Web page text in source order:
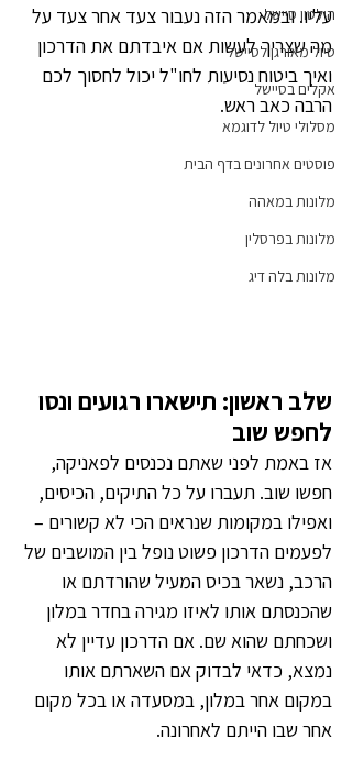
הילטון סיישל
טיול מאורגן לסיישל
אקלים בסיישל
מסלולי טיול לדוגמא
פוסטים אחרונים בדף הבית
מלונות במאהה
מלונות בפרסלין
מלונות בלה דיג
עליו. ובמאמר הזה נעבור צעד אחר צעד על
מה שצריך לעשות אם איבדתם את הדרכון
ואיך ביטוח נסיעות לחו"ל יכול לחסוך לכם
הרבה כאב ראש.
שלב ראשון: תישארו רגועים ונסו
לחפש שוב
אז באמת לפני שאתם נכנסים לפאניקה,
חפשו שוב. תעברו על כל התיקים, הכיסים,
ואפילו במקומות שנראים הכי לא קשורים –
לפעמים הדרכון פשוט נופל בין המושבים של
הרכב, נשאר בכיס המעיל שהורדתם או
שהכנסתם אותו לאיזו מגירה בחדר במלון
ושכחתם שהוא שם. אם הדרכון עדיין לא
נמצא, כדאי לבדוק אם השארתם אותו
במקום אחר במלון, במסעדה או בכל מקום
אחר שבו הייתם לאחרונה.